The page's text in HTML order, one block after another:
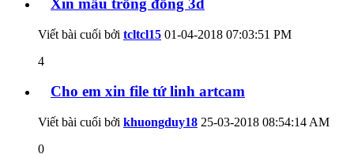
Xin mẫu trống đồng 3d
Viết bài cuối bởi tcltcl15 01-04-2018 07:03:51 PM
4
Cho em xin file tứ linh artcam
Viết bài cuối bởi khuongduy18 25-03-2018 08:54:14 AM
0